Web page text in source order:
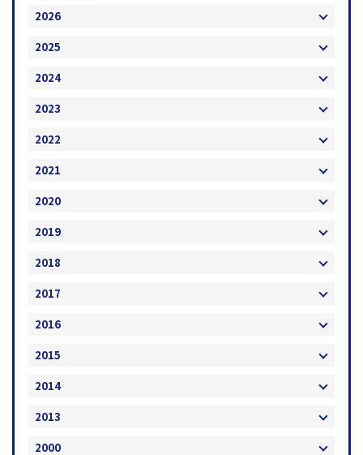
2026
2025
2024
2023
2022
2021
2020
2019
2018
2017
2016
2015
2014
2013
2000